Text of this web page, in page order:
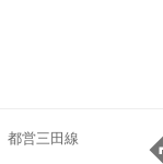
都営三田線